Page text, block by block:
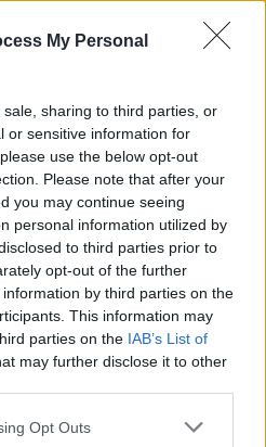
My Personal
sharing to third parties, or
or sensitive information for
use the below opt-out
Please note that after your
you may continue seeing
personal information utilized by
to third parties prior to
opt-out of the further
by third parties on the
This information may
parties on the IAB’s List of
may further disclose it to other
app uses one or more Google
Opt Outs